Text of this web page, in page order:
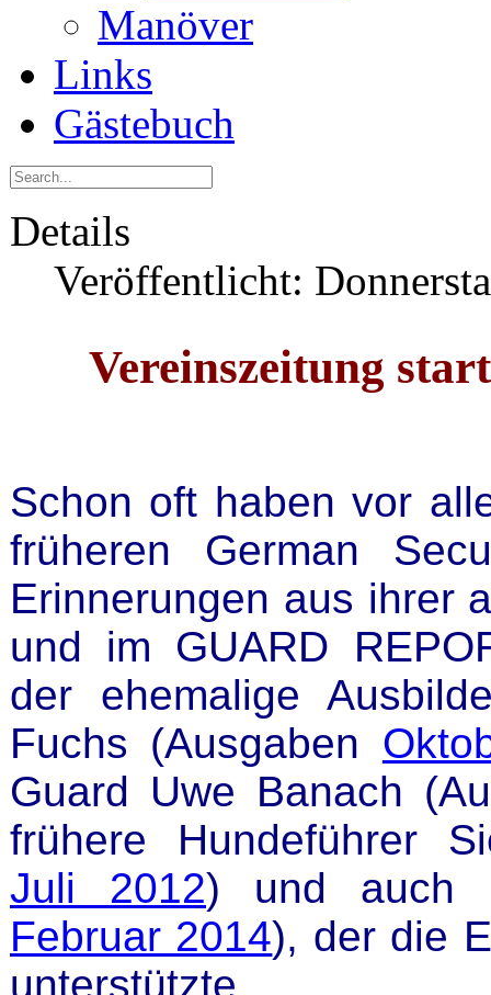
Manöver
Links
Gästebuch
Details
Veröffentlicht:
Vereinszeitung
Schon oft haben vor
früheren German
Erinnerungen aus ihrer
und im GUARD
der ehemalige
Fuchs (Ausgaben
Guard Uwe Banach
frühere Hundeführer
Juli 2012) und auch
Februar 2014), der die
unterstützte.